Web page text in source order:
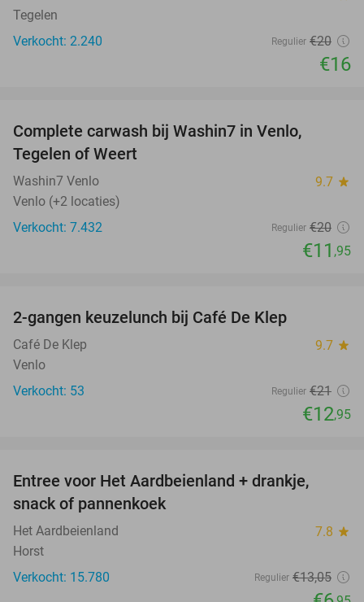
Tegelen
Verkocht: 2.240
Regulier €20
€16
Complete carwash bij Washin7 in Venlo,
Tegelen of Weert
Washin7 Venlo 9.7 star
Venlo (+2 locaties)
Verkocht: 7.432
Regulier €20
€11 ,95
2-gangen keuzelunch bij Café De Klep
Café De Klep 9.7 star
Venlo
Verkocht: 53
Regulier €21
€12,95
Entree voor Het Aardbeienland + drankje,
snack of pannenkoek
Het Aardbeienland 7.8 star
Horst
Verkocht: 15.780
Regulier €13,05